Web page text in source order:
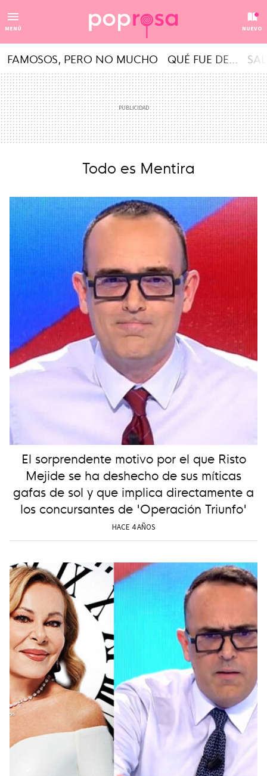
MENÚ NUEVO
FAMOSOS, PERO NO MUCHO QUÉ FUE DE...
Todo es Mentira
El sorprendente motivo por el que Risto
Mejide se ha deshecho de sus míticas
gafas de sol y que implica directamente a
los concursantes de 'Operación Triunfo'
HACE 4 AÑOS